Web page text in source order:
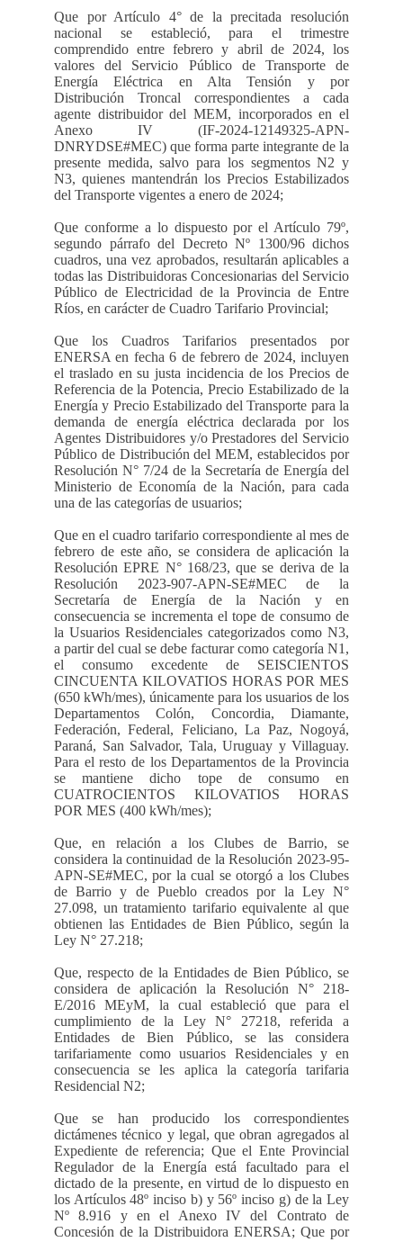
Que por Artículo 4° de la precitada resolución
nacional se estableció, para el trimestre
comprendido entre febrero y abril de 2024, los
valores del Servicio Público de Transporte de
Energía Eléctrica en Alta Tensión y por
Distribución Troncal correspondientes a cada
agente distribuidor del MEM, incorporados en el
Anexo IV (IF-2024-12149325-APN-
DNRYDSE#MEC) que forma parte integrante de la
presente medida, salvo para los segmentos N2 y
N3, quienes mantendrán los Precios Estabilizados
del Transporte vigentes a enero de 2024;
Que conforme a lo dispuesto por el Artículo 79º,
segundo párrafo del Decreto Nº 1300/96 dichos
cuadros, una vez aprobados, resultarán aplicables a
todas las Distribuidoras Concesionarias del Servicio
Público de Electricidad de la Provincia de Entre
Ríos, en carácter de Cuadro Tarifario Provincial;
Que los Cuadros Tarifarios presentados por
ENERSA en fecha 6 de febrero de 2024, incluyen
el traslado en su justa incidencia de los Precios de
Referencia de la Potencia, Precio Estabilizado de la
Energía y Precio Estabilizado del Transporte para la
demanda de energía eléctrica declarada por los
Agentes Distribuidores y/o Prestadores del Servicio
Público de Distribución del MEM, establecidos por
Resolución N° 7/24 de la Secretaría de Energía del
Ministerio de Economía de la Nación, para cada
una de las categorías de usuarios;
Que en el cuadro tarifario correspondiente al mes de
febrero de este año, se considera de aplicación la
Resolución EPRE N° 168/23, que se deriva de la
Resolución 2023-907-APN-SE#MEC de la
Secretaría de Energía de la Nación y en
consecuencia se incrementa el tope de consumo de
la Usuarios Residenciales categorizados como N3,
a partir del cual se debe facturar como categoría N1,
el consumo excedente de SEISCIENTOS
CINCUENTA KILOVATIOS HORAS POR MES
(650 kWh/mes), únicamente para los usuarios de los
Departamentos Colón, Concordia, Diamante,
Federación, Federal, Feliciano, La Paz, Nogoyá,
Paraná, San Salvador, Tala, Uruguay y Villaguay.
Para el resto de los Departamentos de la Provincia
se mantiene dicho tope de consumo en
CUATROCIENTOS KILOVATIOS HORAS
POR MES (400 kWh/mes);
Que, en relación a los Clubes de Barrio, se
considera la continuidad de la Resolución 2023-95-
APN-SE#MEC, por la cual se otorgó a los Clubes
de Barrio y de Pueblo creados por la Ley N°
27.098, un tratamiento tarifario equivalente al que
obtienen las Entidades de Bien Público, según la
Ley N° 27.218;
Que, respecto de la Entidades de Bien Público, se
considera de aplicación la Resolución N° 218-
E/2016 MEyM, la cual estableció que para el
cumplimiento de la Ley N° 27218, referida a
Entidades de Bien Público, se las considera
tarifariamente como usuarios Residenciales y en
consecuencia se les aplica la categoría tarifaria
Residencial N2;
Que se han producido los correspondientes
dictámenes técnico y legal, que obran agregados al
Expediente de referencia; Que el Ente Provincial
Regulador de la Energía está facultado para el
dictado de la presente, en virtud de lo dispuesto en
los Artículos 48º inciso b) y 56º inciso g) de la Ley
Nº 8.916 y en el Anexo IV del Contrato de
Concesión de la Distribuidora ENERSA; Que por